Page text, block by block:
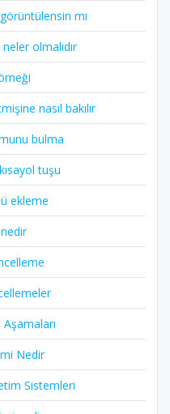
mı
olmalıdır
nasıl bakılır
bulma
tuşu
ekleme
Nedir
Sistemleri